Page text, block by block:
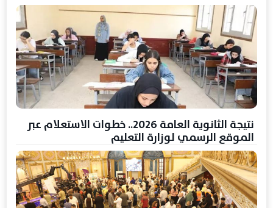
نتيجة الثانوية العامة 2026.. خطوات الاستعلام عبر
الموقع الرسمي لوزارة التعليم